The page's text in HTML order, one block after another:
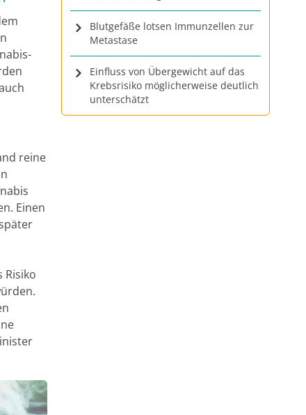
reine
Einen
Risiko
Blutgefäße lotsen Immunzellen zur
Metastase
Einfluss von Übergewicht auf das
Krebsrisiko möglicherweise deutlich
unterschätzt